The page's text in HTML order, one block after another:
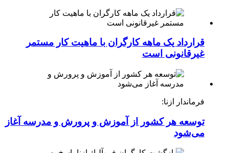
قرارداد یک ماهه کارگران با ماهیت کار مستمر
غیرقانونی است
فرماندار ازنا:
توسعه هر کشور از آموزش و پرورش و مدرسه آغاز
می‌شود